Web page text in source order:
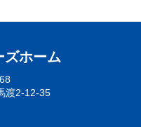
ズホーム
渡2-12-35